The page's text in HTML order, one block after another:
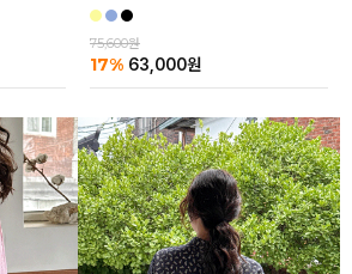
75,600원
17% 63,000원